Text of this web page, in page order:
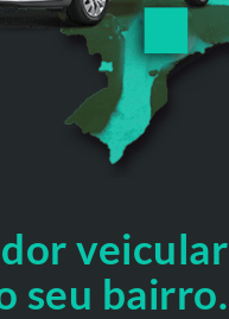
veicular
seu bairro.